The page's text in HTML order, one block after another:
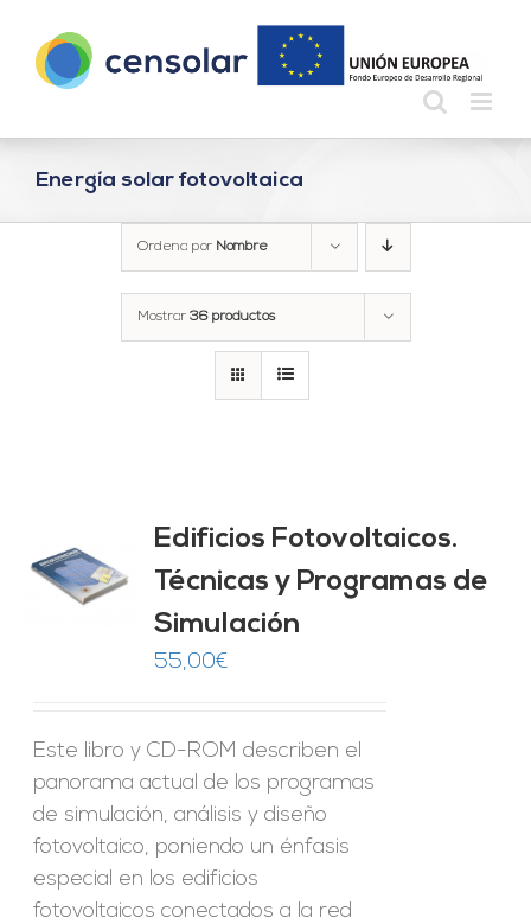
contenido
Energía solar fotovoltaica
Ordena por Nombre
Mostrar 36 productos
Edificios Fotovoltaicos.
Técnicas y Programas de
Simulación
55,00€
Este libro y CD-ROM describen el
panorama actual de los programas
de simulación, análisis y diseño
fotovoltaico, poniendo un énfasis
especial en los edificios
fotovoltaicos conectados a la red